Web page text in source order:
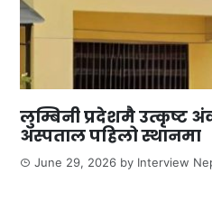
लुम्बिनी प्रदेशमै उत्कृष्ट
अस्पताल पहिलो स्थानमा
June 29, 2026 by Interview